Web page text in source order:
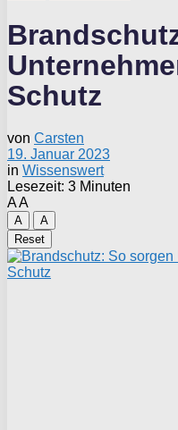
Schutz
von Carsten
19. Januar 2023
in Wissenswert
Lesezeit: 3 Minuten
AA
A
A
Reset